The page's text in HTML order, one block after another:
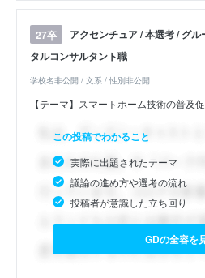
27卒
アクセンチュア / 本選考 / グ
タルコンサルタント職
学校名非公開 / 文系 / 性別非公開
【テーマ】スマートホーム技術の普及
この投稿でわかること
実際に出題されたテーマ
議論の進め方や選考の流れ
投稿者が意識した立ち回り
GDの全容を